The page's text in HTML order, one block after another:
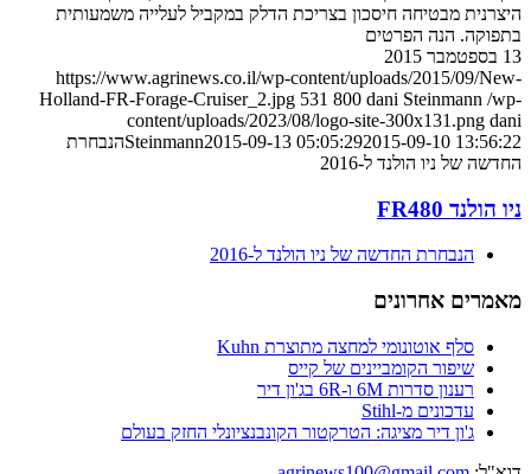
היצרנית מבטיחה חיסכון בצריכת הדלק במקביל לעלייה משמעותית
בתפוקה. הנה הפרטים
13 בספטמבר 2015
https://www.agrinews.co.il/wp-content/uploads/2015/09/New-
Holland-FR-Forage-Cruiser_2.jpg 531 800 dani Steinmann /wp-
content/uploads/2023/08/logo-site-300x131.png dani
Steinmann2015-09-13 05:05:292015-09-10 13:56:22
הנבחרת
החדשה של ניו הולנד ל-2016
ניו הולנד FR480
הנבחרת החדשה של ניו הולנד ל-2016
מאמרים אחרונים
סלף אוטונומי למחצה מתוצרת Kuhn
שיפור הקומביינים של קייס
רענון סדרות 6M ו-6R בג'ון דיר
עדכונים מ-Stihl
ג'ון דיר מציגה: הטרקטור הקונבנציונלי החזק בעולם